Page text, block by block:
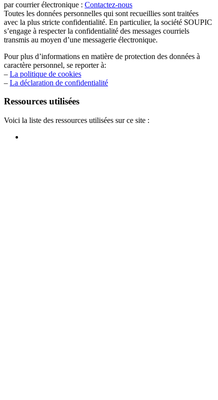
par courrier électronique : Contactez-nous
Toutes les données personnelles qui sont recueillies sont traitées
avec la plus stricte confidentialité. En particulier, la société SOUPIC
s’engage à respecter la confidentialité des messages courriels
transmis au moyen d’une messagerie électronique.
Pour plus d’informations en matière de protection des données à
caractère personnel, se reporter à:
– La politique de cookies
– La déclaration de confidentialité
Ressources utilisées
Voici la liste des ressources utilisées sur ce site :